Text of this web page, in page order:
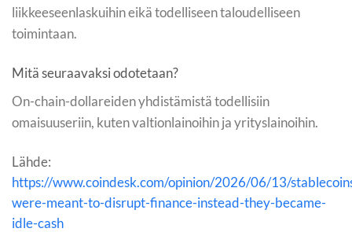
liikkeeseenlaskuihin eikä todelliseen taloudelliseen
toimintaan.
Mitä seuraavaksi odotetaan?
On-chain-dollareiden yhdistämistä todellisiin
omaisuuseriin, kuten valtionlainoihin ja yrityslainoihin.
Lähde:
https://www.coindesk.com/opinion/2026/06/13/
were-meant-to-disrupt-finance-instead-they-became-
idle-cash